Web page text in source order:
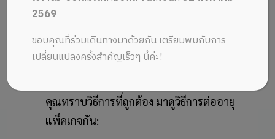
เวลาและอายุของแพ็คเกจคุณมักจะเป็น
ปัจจัยสำคัญในการบริหารจัดการแพ็คเกจ
คุณทราบวิธีการที่ถูกต้อง มาดูวิธีการต่ออายุ
แพ็คเกจกัน:
2569
ขอบคุณที่ร่วมเดินทางมาด้วยกัน เตรียมพบกับการ
เปลี่ยนแปลงครั้งสำคัญเร็วๆ นี้ค่ะ!